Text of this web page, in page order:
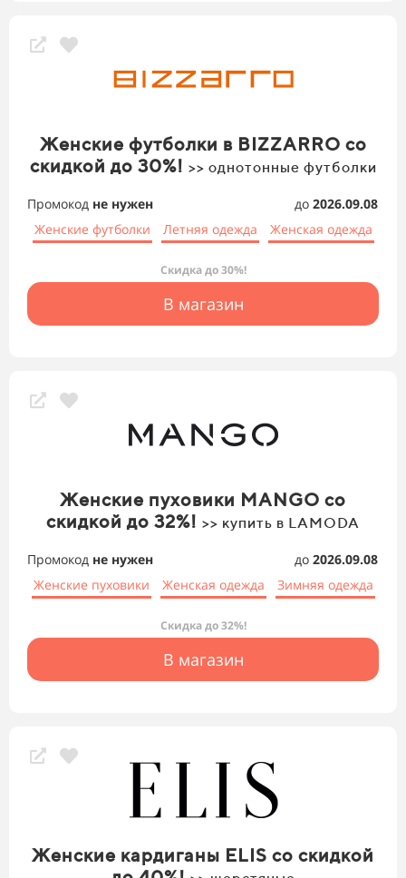
Женские футболки в BIZZARRO со
скидкой до 30%! >> однотонные футболки
Промокод не нужен до 2026.09.08
Женские футболки
Летняя одежда Женская одежда
Скидка до 30%!
В магазин
Женские пуховики MANGO со
скидкой до 32%! >> купить в LAMODA
Промокод не нужен до 2026.09.08
Женские пуховики
Женская одежда Зимняя одежда
Скидка до 32%!
В магазин
Женские кардиганы ELIS со скидкой